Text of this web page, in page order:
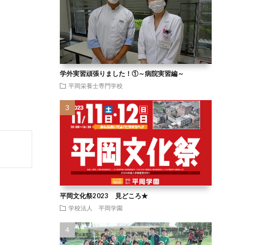
学外実習頑張りました！①～病院実習編～
平岡栄養士専門学校
平岡文化祭2023 見どころ★
学校法人 平岡学園